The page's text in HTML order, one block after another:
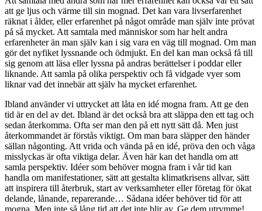
att ge ljus och värme till sin mognad. Det kan vara livserfarenhet
räknat i ålder, eller erfarenhet på något område man själv inte prövat
på så mycket. Att samtala med människor som har helt andra
erfarenheter än man själv kan i sig vara en väg till mognad. Om man
gör det nyfiket lyssnande och ödmjukt. En del kan man också få till
sig genom att läsa eller lyssna på andras berättelser i poddar eller
liknande. Att samla på olika perspektiv och få vidgade vyer som
liknar vad det innebär att själv ha mycket erfarenhet.
Ibland använder vi uttrycket att låta en idé mogna fram. Att ge den
tid är en del av det. Ibland är det också bra att släppa den ett tag och
sedan återkomma. Ofta ser man den på ett nytt sätt då. Men just
återkommandet är förstås viktigt. Om man bara släpper den händer
sällan någonting. Att vrida och vända på en idé, pröva den och våga
misslyckas är ofta viktiga delar. Även här kan det handla om att
samla perspektiv. Idéer som behöver mogna fram i vår tid kan
handla om manifestationer, sätt att gestalta klimatkrisens allvar, sätt
att inspirera till återbruk, start av verksamheter eller företag för ökat
delande, lånande, reparerande… Sådana idéer behöver tid för att
mogna. Men inte så lång tid att det inte blir av. Ge dem utrymme!